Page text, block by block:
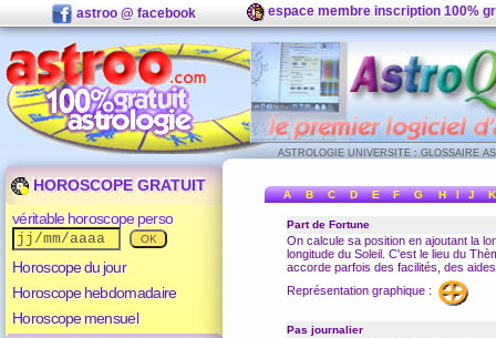
astroo @ facebook espace membre inscription 100%
ASTROLOGIE UNIVERSITE : GLOSSAIRE
HOROSCOPE GRATUIT
véritable horoscope perso
Horoscope du jour
Horoscope hebdomadaire
Horoscope mensuel
A B C D E F G H I J K
Part de Fortune
On calcule sa position en ajoutant la
longitude du Soleil. C'est le lieu du
accorde parfois des facilités, des
Représentation graphique :
Pas journalier